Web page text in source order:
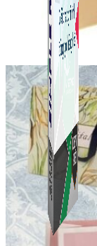
Simple